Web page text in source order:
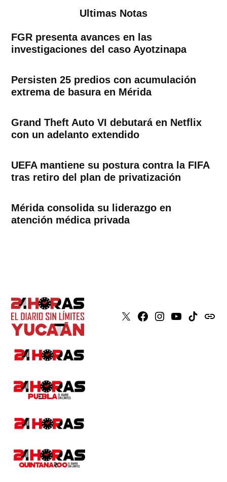
Ultimas Notas
FGR presenta avances en las
investigaciones del caso Ayotzinapa
Persisten 25 predios con acumulación
extrema de basura en Mérida
Grand Theft Auto VI debutará en Netflix
con un adelanto extendido
UEFA mantiene su postura contra la FIFA
tras retiro del plan de privatización
Mérida consolida su liderazgo en
atención médica privada
X Faceboook
Instagram
YoutubeTiktokissuu